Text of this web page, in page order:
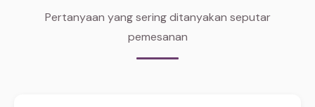
Pertanyaan yang sering ditanyakan seputar
pemesanan